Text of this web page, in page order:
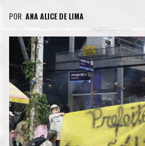
POR ANA ALICE DE LIMA